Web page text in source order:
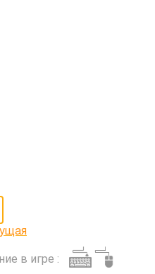
в игре :